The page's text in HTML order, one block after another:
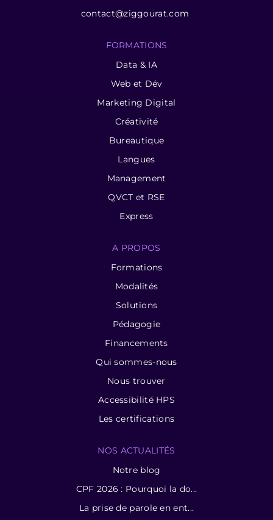
contact@ziggourat.com
FORMATIONS
Data & IA
Web et Dév
Marketing Digital
Créativité
Bureautique
Langues
Management
QVCT et RSE
Express
A PROPOS
Formations
Modalités
Solutions
Pédagogie
Financements
Qui sommes-nous
Nous trouver
Accessibilité HPS
Les certifications
NOS ACTUALITÉS
Notre blog
CPF 2026 : Pourquoi la do...
La prise de parole en ent...